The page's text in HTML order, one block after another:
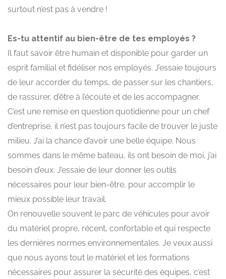
surtout n’est pas à vendre !
Es-tu attentif au bien-être de tes employés ?
Il faut savoir être humain et disponible pour garder un
esprit familial et fidéliser nos employés. J’essaie toujours
de leur accorder du temps, de passer sur les chantiers,
de rassurer, d’être à l’écoute et de les accompagner.
C’est une remise en question quotidienne pour un chef
d’entreprise, il n’est pas toujours facile de trouver le juste
milieu. J’ai la chance d’avoir une belle équipe. Nous
sommes dans le même bateau, ils ont besoin de moi, j’ai
besoin d’eux. J’essaie de leur donner les outils
nécessaires pour leur bien-être, pour accomplir le
mieux possible leur travail.
On renouvelle souvent le parc de véhicules pour avoir
du matériel propre, récent, confortable et qui respecte
les dernières normes environnementales. Je veux aussi
que nous ayons tout le matériel et les formations
nécessaires pour assurer la sécurité des équipes, c’est